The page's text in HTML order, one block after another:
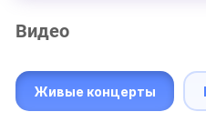
Видео
Живые концерты